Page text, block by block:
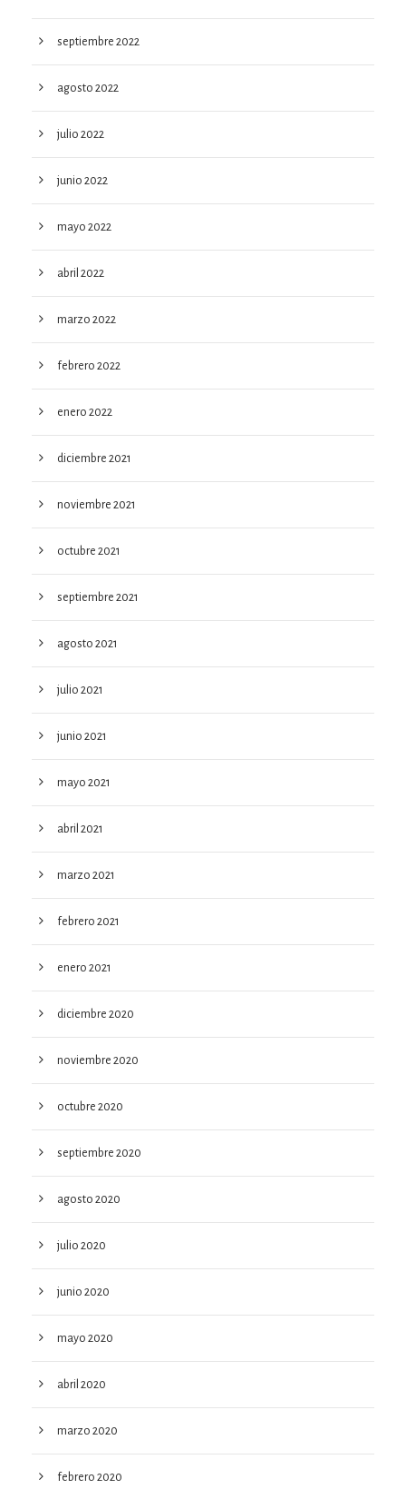
septiembre 2022
agosto 2022
julio 2022
junio 2022
mayo 2022
abril 2022
marzo 2022
febrero 2022
enero 2022
diciembre 2021
noviembre 2021
octubre 2021
septiembre 2021
agosto 2021
julio 2021
junio 2021
mayo 2021
abril 2021
marzo 2021
febrero 2021
enero 2021
diciembre 2020
noviembre 2020
octubre 2020
septiembre 2020
agosto 2020
julio 2020
junio 2020
mayo 2020
abril 2020
marzo 2020
febrero 2020